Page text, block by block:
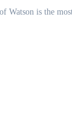
Watson is the